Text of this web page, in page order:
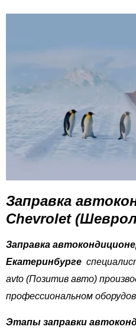
Заправка
Chevrolet
Заправка
Екатеринбурге
avto (Позитив авто)
профессиональном
Этапы заправки